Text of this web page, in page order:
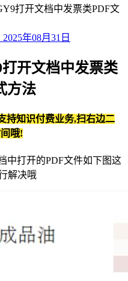
打开文档中发票类PDF文
2025年08月31日
开文档中发票类
方法
持知识付费业务,扫右边二
哦!
中打开的PDF文件如下图这
解决哦